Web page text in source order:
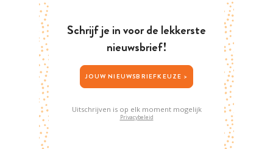
Schrijf je in voor de lekkerste
nieuwsbrief!
JOUW NIEUWSBRIEFKEUZE >
Uitschrijven is op elk moment mogelijk
Privacybeleid